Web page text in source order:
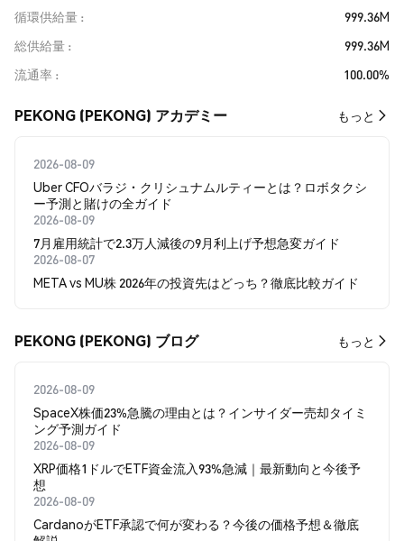
循環供給量
999.36M
総供給量
999.36M
流通率
100.00%
PEKONG (PEKONG) アカデミー もっと
2026-08-09
Uber CFOバラジ・クリシュナムルティーとは？ロボタクシ
ー予測と賭けの全ガイド
2026-08-09
7月雇用統計で2.3万人減後の9月利上げ予想急変ガイド
2026-08-07
META vs MU株 2026年の投資先はどっち？徹底比較ガイド
PEKONG (PEKONG) ブログ もっと
2026-08-09
SpaceX株価23%急騰の理由とは？インサイダー売却タイミ
ング予測ガイド
2026-08-09
XRP価格1ドルでETF資金流入93%急減｜最新動向と今後予
想
2026-08-09
CardanoがETF承認で何が変わる？今後の価格予想＆徹底